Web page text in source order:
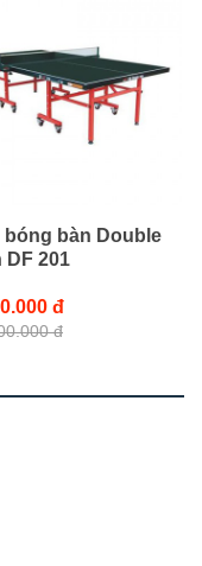
bóng bàn Double
DF 201
đ
đ